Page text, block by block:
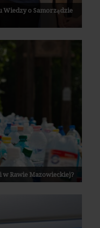
Wiedzy o Samorządzie
w Rawie Mazowieckiej?